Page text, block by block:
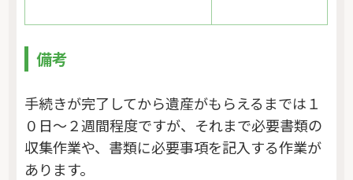
備考
手続きが完了してから遺産がもらえるまでは１
０日～２週間程度ですが、それまで必要書類の
収集作業や、書類に必要事項を記入する作業が
あります。